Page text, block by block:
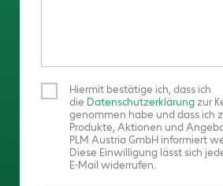
Hiermit bestätige ich, dass ich
die Datenschutzerklärungzur
genommen habe und dass ich
Produkte, Aktionen und
PLM Austria GmbH informiert
Diese Einwilligung lässt sich
E-Mail widerrufen.